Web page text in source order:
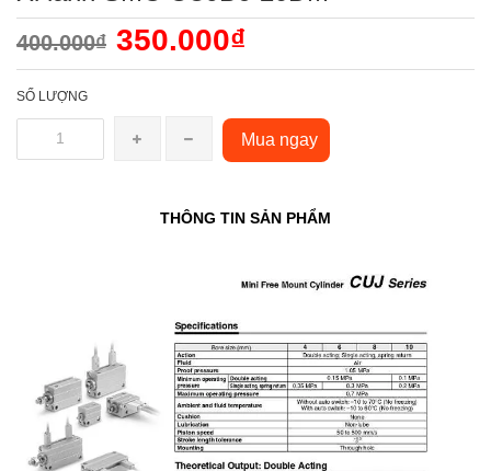
400.000₫ 350.000₫
SỐ LƯỢNG
Mua ngay
THÔNG TIN SẢN PHẨM